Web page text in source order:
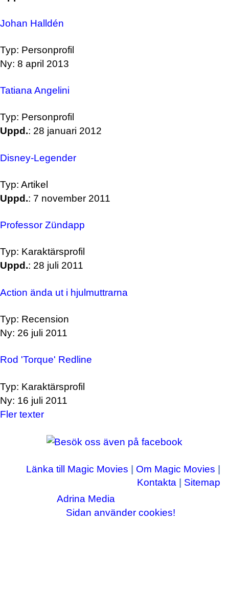
Johan Halldén
Typ: Personprofil
Ny: 8 april 2013
Tatiana Angelini
Typ: Personprofil
Uppd.: 28 januari 2012
Disney-Legender
Typ: Artikel
Uppd.: 7 november 2011
Professor Zündapp
Typ: Karaktärsprofil
Uppd.: 28 juli 2011
Action ända ut i hjulmuttrarna
Typ: Recension
Ny: 26 juli 2011
Rod 'Torque' Redline
Typ: Karaktärsprofil
Ny: 16 juli 2011
Fler texter
Länka till Magic Movies Om Magic Movies
Kontakta
Sitemap
Copyright © 2003-2026Adrina Media
Sidan använder cookies!